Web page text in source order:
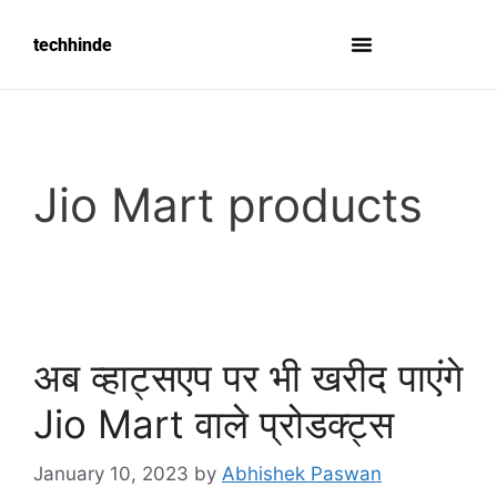
techhinde
Jio Mart products
अब व्हाट्सएप पर भी खरीद पाएंगे
Jio Mart वाले प्रोडक्ट्स
January 10, 2023 by Abhishek Paswan